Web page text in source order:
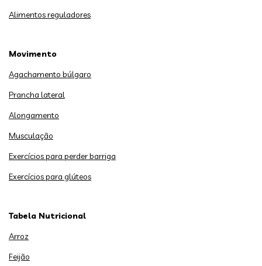
Alimentos reguladores
Movimento
Agachamento búlgaro
Prancha lateral
Alongamento
Musculação
Exercícios para perder barriga
Exercícios para glúteos
Tabela Nutricional
Arroz
Feijão